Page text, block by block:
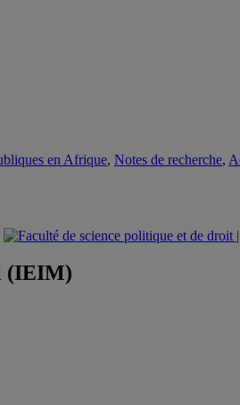
en Afrique, Notes de recherche,
(IEIM)